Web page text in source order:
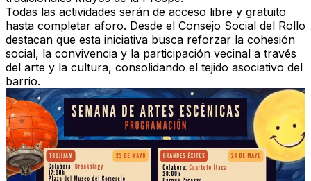
Todas las actividades serán de acceso libre y gratuito
hasta completar aforo. Desde el Consejo Social del Rollo
destacan que esta iniciativa busca reforzar la cohesión
social, la convivencia y la participación vecinal a través
del arte y la cultura, consolidando el tejido asociativo del
barrio.